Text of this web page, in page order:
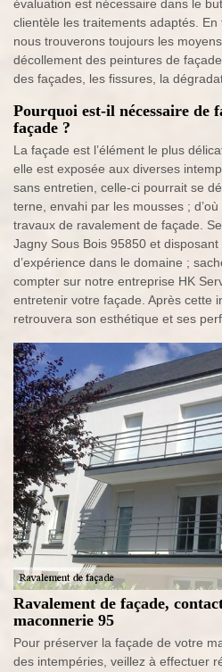
évaluation est nécessaire dans le
clientèle les traitements adaptés.
nous trouverons toujours les
décollement des peintures de
des façades, les fissures, la
Pourquoi est-il nécessaire de
façade ?
La façade est l’élément le plus
elle est exposée aux diverses
sans entretien, celle-ci pourrait se
terne, envahi par les mousses ;
travaux de ravalement de façade.
Jagny Sous Bois 95850 et
d’expérience dans le domaine ;
compter sur notre entreprise HK
entretenir votre façade. Après cette
retrouvera son esthétique et ses
Ravalement de façade,
maconnerie 95
Pour préserver la façade de votre
des intempéries, veillez à effectuer